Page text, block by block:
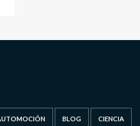
BLOG CIENCIA